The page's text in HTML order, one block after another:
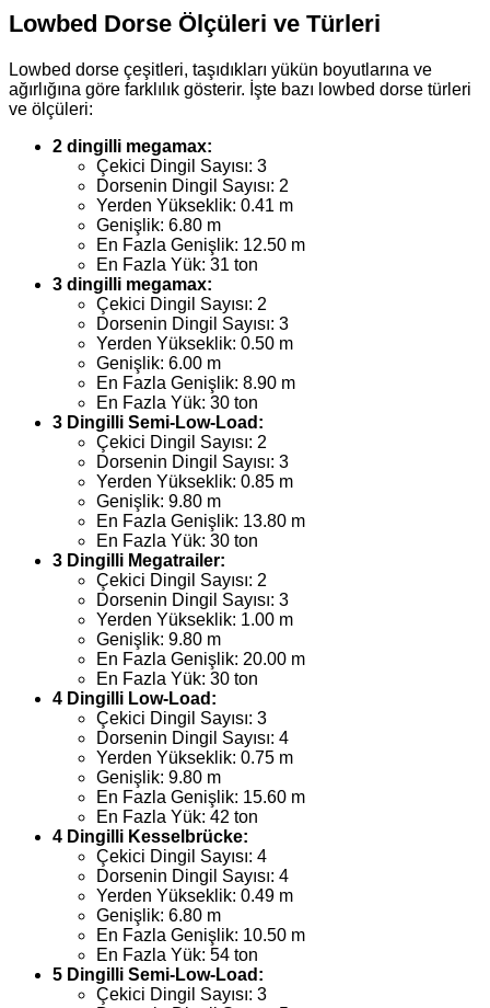
Lowbed Dorse Ölçüleri ve Türleri
Lowbed dorse çeşitleri, taşıdıkları yükün boyutlarına ve
ağırlığına göre farklılık gösterir. İşte bazı lowbed dorse türleri
ve ölçüleri:
2 dingilli megamax:
Çekici Dingil Sayısı: 3
Dorsenin Dingil Sayısı: 2
Yerden Yükseklik: 0.41 m
Genişlik: 6.80 m
En Fazla Genişlik: 12.50 m
En Fazla Yük: 31 ton
3 dingilli megamax:
Çekici Dingil Sayısı: 2
Dorsenin Dingil Sayısı: 3
Yerden Yükseklik: 0.50 m
Genişlik: 6.00 m
En Fazla Genişlik: 8.90 m
En Fazla Yük: 30 ton
3 Dingilli Semi-Low-Load:
Çekici Dingil Sayısı: 2
Dorsenin Dingil Sayısı: 3
Yerden Yükseklik: 0.85 m
Genişlik: 9.80 m
En Fazla Genişlik: 13.80 m
En Fazla Yük: 30 ton
3 Dingilli Megatrailer:
Çekici Dingil Sayısı: 2
Dorsenin Dingil Sayısı: 3
Yerden Yükseklik: 1.00 m
Genişlik: 9.80 m
En Fazla Genişlik: 20.00 m
En Fazla Yük: 30 ton
4 Dingilli Low-Load:
Çekici Dingil Sayısı: 3
Dorsenin Dingil Sayısı: 4
Yerden Yükseklik: 0.75 m
Genişlik: 9.80 m
En Fazla Genişlik: 15.60 m
En Fazla Yük: 42 ton
4 Dingilli Kesselbrücke:
Çekici Dingil Sayısı: 4
Dorsenin Dingil Sayısı: 4
Yerden Yükseklik: 0.49 m
Genişlik: 6.80 m
En Fazla Genişlik: 10.50 m
En Fazla Yük: 54 ton
5 Dingilli Semi-Low-Load:
Çekici Dingil Sayısı: 3